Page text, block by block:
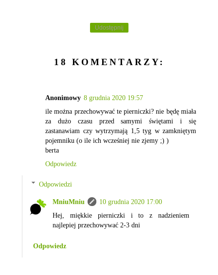
Udostępnij
18 KOMENTARZY:
Anonimowy 8 grudnia 2020 19:57
ile można przechowywać te pierniczki? nie będę miała
za dużo czasu przed samymi świętami i się
zastanawiam czy wytrzymają 1,5 tyg w zamkniętym
pojemniku (o ile ich wcześniej nie zjemy ;) )
berta
Odpowiedz
Odpowiedzi
MniuMniu
10 grudnia 2020 17:00
Hej, miękkie pierniczki i to z nadzieniem
najlepiej przechowywać 2-3 dni
Odpowiedz